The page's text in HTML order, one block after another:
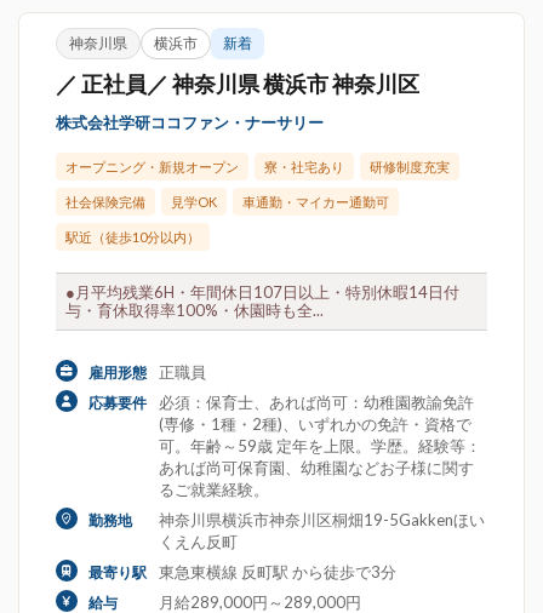
神奈川県 横浜市 新着
／ 正社員／ 神奈川県 横浜市 神奈川区
株式会社学研ココファン・ナーサリー
オープニング・新規オープン 寮・社宅あり 研修制度充実
社会保険完備 見学OK 車通勤・マイカー通勤可
駅近（徒歩10分以内）
●月平均残業6H・年間休日107日以上・特別休暇14日付
与・育休取得率100%・休園時も全...
雇用形態 正職員
応募要件
必須：保育士、あれば尚可：幼稚園教諭免許
(専修・1種・2種)、いずれかの免許・資格で
可。年齢～59歳 定年を上限。学歴。経験等：
あれば尚可保育園、幼稚園などお子様に関す
るご就業経験。
勤務地
神奈川県横浜市神奈川区桐畑19-5Gakkenほい
くえん反町
最寄り駅 東急東横線 反町駅 から徒歩で3分
給与 月給289,000円～289,000円